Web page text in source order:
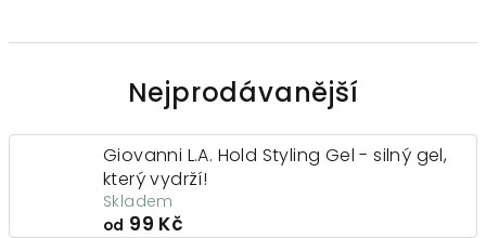
Nejprodávanější
Giovanni L.A. Hold Styling Gel - silný gel,
který vydrží!
Skladem
od 99 Kč